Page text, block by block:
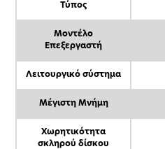
Τύπος
Μοντέλο
Επεξεργαστή
Λειτουργικό σύστημα
Μέγιστη Μνήμη
Χωρητικότητα
σκληρού δίσκου